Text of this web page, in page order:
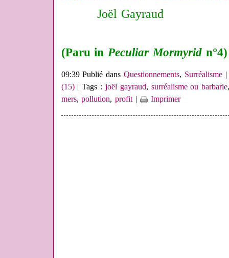
Joël Gayraud
(Paru inPeculiar Mormyrid n°4)
09:39 Publié dansQuestionnements, Surréalisme
(15)| Tags : joël gayraud, surréalisme ou barbarie
mers,pollution,profit| Imprimer